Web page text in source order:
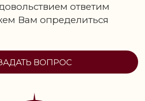
ответим
Вам определиться